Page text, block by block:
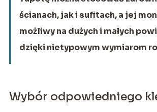
ścianach, jak i sufitach, a jej
możliwy na dużych i małych
dzięki nietypowym wymiarom
Wybór odpowiedniego